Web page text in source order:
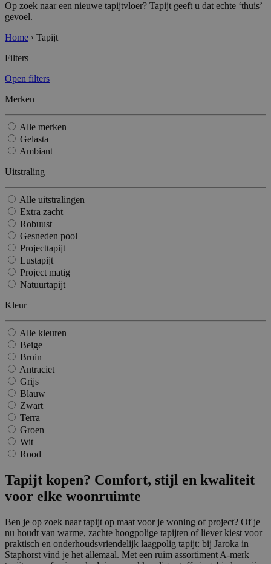
Op zoek naar een nieuwe tapijtvloer? Tapijt geeft u dat echte ‘thuis’
gevoel.
Home › Tapijt
Filters
Open filters
Merken
Alle merken
Gelasta
Ambiant
Uitstraling
Alle uitstralingen
Extra zacht
Robuust
Gesneden pool
Projecttapijt
Lustapijt
Project matig
Natuurtapijt
Kleur
Alle kleuren
Beige
Bruin
Antraciet
Grijs
Blauw
Zwart
Terra
Groen
Wit
Rood
Tapijt kopen? Comfort, stijl en kwaliteit
voor elke woonruimte
Ben je op zoek naar tapijt op maat voor je woning of project? Of je
nu houdt van warme, zachte hoogpolige tapijten of liever kiest voor
praktisch en onderhoudsvriendelijk laagpolig tapijt: bij Jaroka in
Staphorst vind je het allemaal. Met een ruim assortiment A-merk